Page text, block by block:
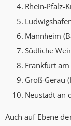
Rhein-Pfalz-
Mannheim
Südliche
Frankfurt am
Groß-Gerau
Neustadt an
Auch auf Ebene